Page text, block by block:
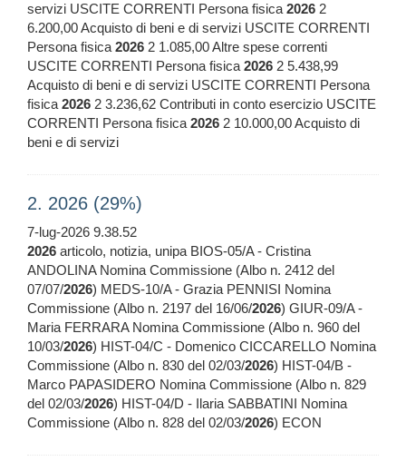
servizi USCITE CORRENTI Persona fisica2026 2
6.200,00 Acquisto di beni e di servizi USCITE CORRENTI
Persona fisica2026 2 1.085,00 Altre spese correnti
USCITE CORRENTI Persona fisica2026 2 5.438,99
Acquisto di beni e di servizi USCITE CORRENTI Persona
fisica2026 2 3.236,62 Contributi in conto esercizio USCITE
CORRENTI Persona fisica2026 2 10.000,00 Acquisto di
beni e di servizi
2. 2026 (29%)
7-lug-2026 9.38.52
2026 articolo, notizia, unipa BIOS-05/A - Cristina
ANDOLINA Nomina Commissione (Albo n. 2412 del
07/07/2026) MEDS-10/A - Grazia PENNISI Nomina
Commissione (Albo n. 2197 del 16/06/2026) GIUR-09/A -
Maria FERRARA Nomina Commissione (Albo n. 960 del
10/03/2026) HIST-04/C - Domenico CICCARELLO Nomina
Commissione (Albo n. 830 del 02/03/2026) HIST-04/B -
Marco PAPASIDERO Nomina Commissione (Albo n. 829
del 02/03/2026) HIST-04/D - Ilaria SABBATINI Nomina
Commissione (Albo n. 828 del 02/03/2026) ECON